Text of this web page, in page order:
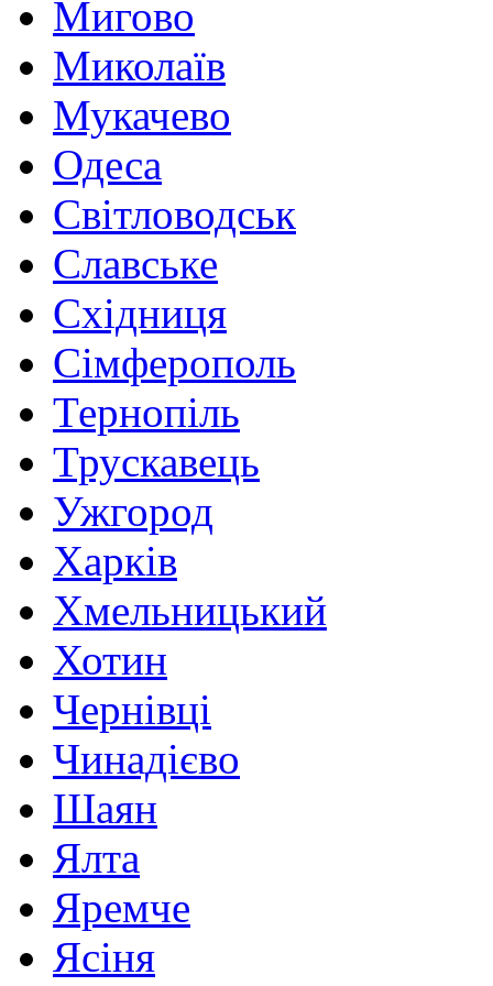
Мигово
Миколаїв
Мукачево
Одеса
Світловодськ
Славське
Східниця
Сімферополь
Тернопіль
Трускавець
Ужгород
Харків
Хмельницький
Хотин
Чернівці
Чинадієво
Шаян
Ялта
Яремче
Ясіня